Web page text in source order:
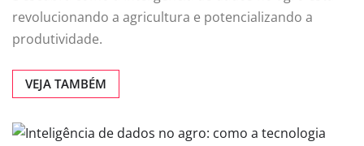
revolucionando a agricultura e potencializando a
produtividade.
VEJA TAMBÉM